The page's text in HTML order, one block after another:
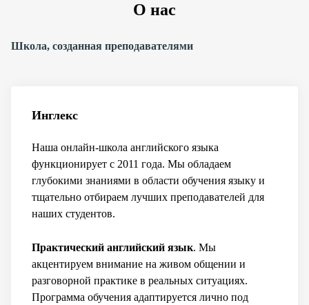
О нас
Школа, созданная преподава­те­ля­ми
Инглекс
Наша онлайн-школа английского языка
функционирует с 2011 года. Мы обладаем
глубокими знаниями в области обучения языку и
тщательно отбираем лучших преподавателей для
наших студентов.
Практический английский язык. Мы
акцентируем внимание на живом общении и
разговорной практике в реальных ситуациях.
Программа обучения адаптируется лично под